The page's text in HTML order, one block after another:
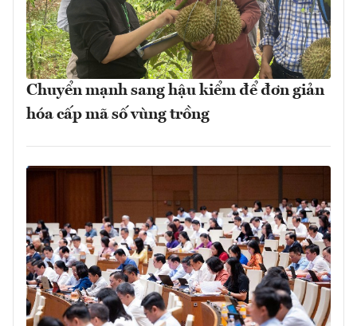
Chuyển mạnh sang hậu kiểm để đơn giản
hóa cấp mã số vùng trồng